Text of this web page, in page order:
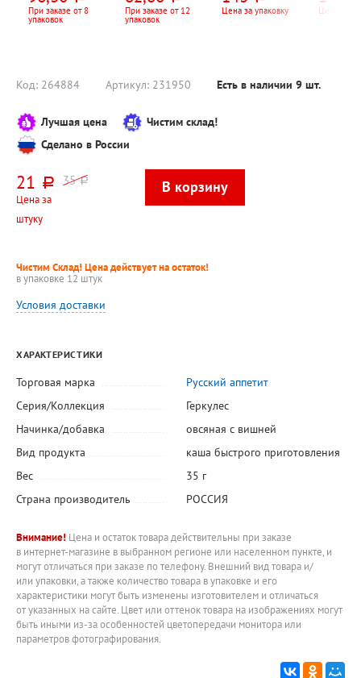
хлопьями и
каплями из
При заказе от 8
упаковок
При заказе от 12
упаковок
чили, 80г
Цена за упаковку Цена за
Код: 264884 Артикул: 231950 Есть в наличии 9 шт.
Лучшая цена
Чистим склад!
Сделано в России
21 руб. 35 руб.
Цена за
штуку
Чистим Склад! Цена действует на остаток!
в упаковке 12 штук
Условия доставки
ХАРАКТЕРИСТИКИ
Торговая марка
Русский аппетит
Серия/Коллекция
Геркулес
Начинка/добавка
овсяная с вишней
Вид продукта
каша быстрого приготовления
Вес
35 г
Страна производитель
РОССИЯ
Внимание! Цена и остаток товара действительны при заказе
в интернет-магазине в выбранном регионе или населенном пункте, и
могут отличаться при заказе по телефону. Внешний вид товара и/
или упаковки, а также количество товара в упаковке и его
характеристики могут быть изменены изготовителем и отличаться
от указанных на сайте. Цвет или оттенок товара на изображениях могут
быть иными из-за особенностей цветопередачи монитора или
параметров фотографирования.